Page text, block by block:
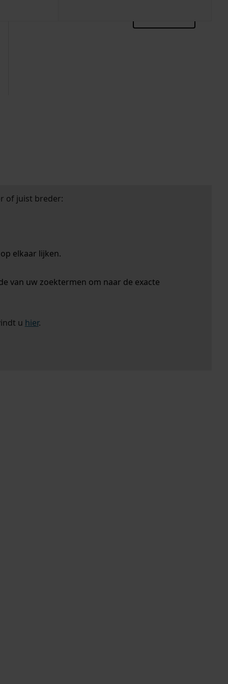
of juist breder:
elkaar lijken.
van uw zoektermen om naar de exacte
u hier.